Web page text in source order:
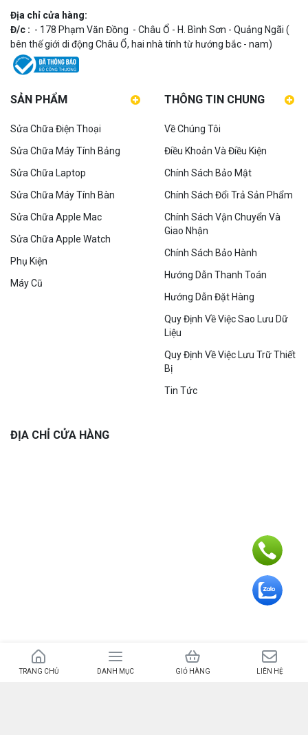
Địa chỉ cửa hàng:
Đ/c : - 178 Phạm Văn Đồng - Châu Ổ - H. Bình Sơn - Quảng Ngãi (
bên thế giới di động Châu Ổ, hai nhà tính từ hướng bắc - nam)
SẢN PHẨM
Sửa Chữa Điện Thoại
Sửa Chữa Máy Tính Bảng
Sửa Chữa Laptop
Sửa Chữa Máy Tính Bàn
Sửa Chữa Apple Mac
Sửa Chữa Apple Watch
Phụ Kiện
Máy Cũ
THÔNG TIN CHUNG
Về Chúng Tôi
Điều Khoản Và Điều Kiện
Chính Sách Bảo Mật
Chính Sách Đổi Trả Sản Phẩm
Chính Sách Vận Chuyển Và
Giao Nhận
Chính Sách Bảo Hành
Hướng Dẫn Thanh Toán
Hướng Dẫn Đặt Hàng
Quy Định Về Việc Sao Lưu Dữ
Liệu
Quy Định Về Việc Lưu Trữ Thiết
Bị
Tin Tức
ĐỊA CHỈ CỬA HÀNG
Bản quyền 2024 – © Trường Plus – MST 8431872024 do UBND huyện Bình
Sơn ngày 26/03/2016
TRANG CHỦ DANH MỤC GIỎ HÀNG LIÊN HỆ